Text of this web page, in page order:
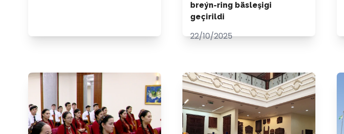
breýn-ring bäsleşigi
geçirildi
22/10/2025